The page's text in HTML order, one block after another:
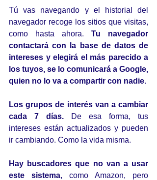
Tú vas navegando y el historial del
navegador recoge los sitios que visitas,
como hasta ahora. Tu navegador
contactará con la base de datos de
intereses y elegirá el más parecido a
los tuyos, se lo comunicará a Google,
quien no lo va a compartir con nadie.
Los grupos de interés van a cambiar
cada 7 días. De esa forma, tus
intereses están actualizados y pueden
ir cambiando. Como la vida misma.
Hay buscadores que no van a usar
este sistema, como Amazon, pero